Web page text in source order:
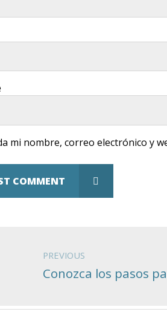
mi nombre, correo electrónico y
COMMENT
PREVIOUS
Conozca los pasos